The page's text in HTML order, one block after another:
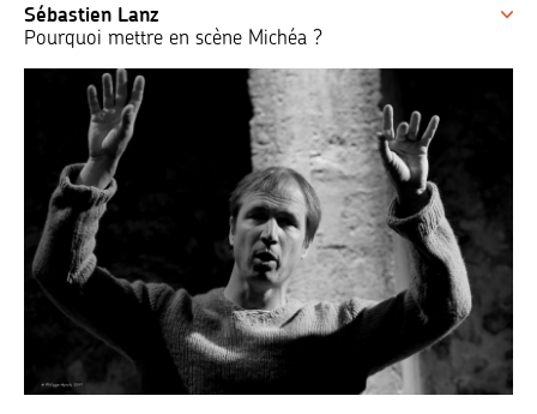
Sébastien Lanz
Pourquoi mettre en scène Michéa ?